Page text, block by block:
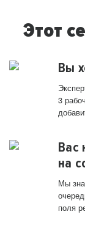
Этот
Вы
3
Вас
на
Мы
поля